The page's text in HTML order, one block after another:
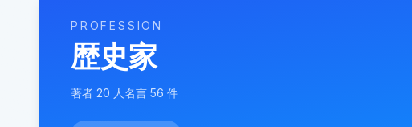
PROFESSION
歴史家
著者 20 人名言 56 件